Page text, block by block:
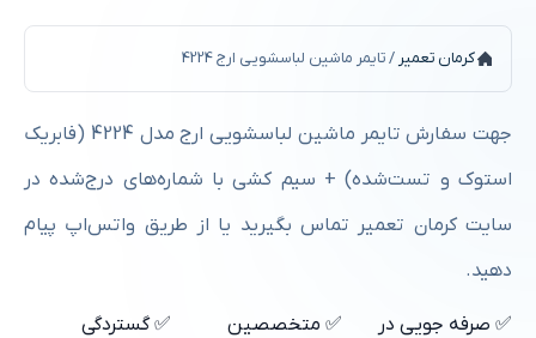
کرمان تعمیر /تایمر ماشین لباسشویی ارج 4224
جهت سفارش تایمر ماشین لباسشویی ارج مدل 4224 (فابریک
استوک و تست‌شده) + سیم کشی با شماره‌های درج‌شده در
سایت کرمان تعمیر تماس بگیرید یا از طریق واتس‌اپ پیام
دهید.
✅ صرفه جویی در
✅ متخصصین
✅ گستردگی